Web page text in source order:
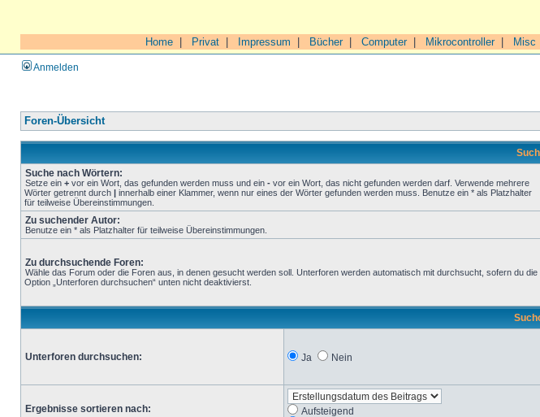
Home Privat Impressum Bücher| Computer| Mikrocontroller| Misc
Anmelden
Foren-Übersicht
Suche nach Wörtern:
Setze ein + vor ein Wort, das gefunden werden muss und ein - vor ein Wort, das nicht gefunden werden darf. Verwende mehrere
Wörter getrennt durch | innerhalb einer Klammer, wenn nur eines der Wörter gefunden werden muss. Benutze ein * als Platzhalter
für teilweise Übereinstimmungen.
Zu suchender Autor:
Benutze ein * als Platzhalter für teilweise Übereinstimmungen.
Zu durchsuchende Foren:
Wähle das Forum oder die Foren aus, in denen gesucht werden soll. Unterforen werden automatisch mit durchsucht, sofern du die
Option „Unterforen durchsuchen“ unten nicht deaktivierst.
Unterforen durchsuchen: Ja Nein
Ergebnisse sortieren nach:
Aufsteigend